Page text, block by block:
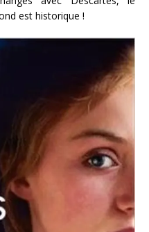
est historique !